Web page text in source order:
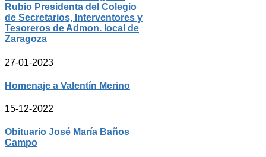
Rubio Presidenta del Colegio
de Secretarios, Interventores y
Tesoreros de Admon. local de
Zaragoza
27-01-2023
Homenaje a Valentín Merino
15-12-2022
Obituario José María Baños
Campo